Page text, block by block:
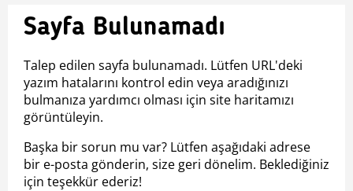
Sayfa Bulunamadı
Talep edilen sayfa bulunamadı. Lütfen URL'deki
yazım hatalarını kontrol edin veya aradığınızı
bulmanıza yardımcı olması için site haritamızı
görüntüleyin.
Başka bir sorun mu var? Lütfen aşağıdaki adrese
bir e-posta gönderin, size geri dönelim. Beklediğiniz
için teşekkür ederiz!